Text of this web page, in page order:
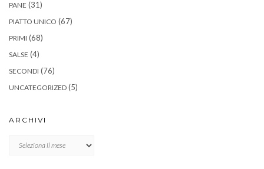
PANE (31)
PIATTO UNICO (67)
PRIMI (68)
SALSE (4)
SECONDI (76)
UNCATEGORIZED (5)
ARCHIVI